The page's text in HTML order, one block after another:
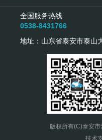
全国服务热线
0538-8431766
地址：山东省泰安市泰山
版权所有(C)泰安
技术